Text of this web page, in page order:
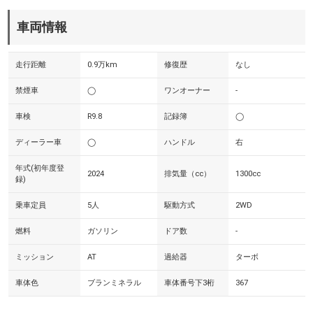
車両情報
走行距離 0.9万km 修復歴 なし
禁煙車 ◯ ワンオーナー -
車検 R9.8 記録簿 ◯
ディーラー車 ◯ ハンドル 右
年式(初年度登
録)
2024 排気量（cc） 1300cc
乗車定員 5人 駆動方式 2WD
燃料 ガソリン ドア数 -
ミッション AT 過給器 ターボ
車体色 ブランミネラル 車体番号下3桁 367